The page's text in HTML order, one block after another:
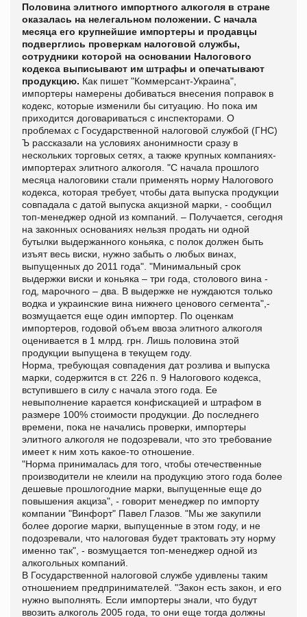
Половина элитного импортного алкоголя в стране
оказалась на нелегальном положении. С начала
месяца его крупнейшие импортеры и продавцы
подверглись проверкам налоговой службы,
сотрудники которой на основании Налогового
кодекса выписывают им штрафы и опечатывают
продукцию. Как пишет "Коммерсант-Украина",
импортеры намерены добиваться внесения поправок в
кодекс, которые изменили бы ситуацию. Но пока им
приходится договариваться с инспекторами. О
проблемах с Государственной налоговой службой (ГНС)
Ъ рассказали на условиях анонимности сразу в
нескольких торговых сетях, а также крупных компаниях-
импортерах элитного алкоголя. "С начала прошлого
месяца налоговики стали применять норму Налогового
кодекса, которая требует, чтобы дата выпуска продукции
совпадала с датой выпуска акцизной марки, - сообщил
топ-менеджер одной из компаний. – Получается, сегодня
на законных основаниях нельзя продать ни одной
бутылки выдержанного коньяка, с полок должен быть
изъят весь виски, нужно забыть о любых винах,
выпущенных до 2011 года". "Минимальный срок
выдержки виски и коньяка – три года, столового вина -
год, марочного – два. В выдержке не нуждаются только
водка и украинские вина нижнего ценового сегмента",-
возмущается еще один импортер. По оценкам
импортеров, годовой объем ввоза элитного алкоголя
оценивается в 1 млрд. грн. Лишь половина этой
продукции выпущена в текущем году.
Норма, требующая совпадения дат розлива и выпуска
марки, содержится в ст. 226 п. 9 Налогового кодекса,
вступившего в силу с начала этого года. Ее
невыполнение карается конфискацией и штрафом в
размере 100% стоимости продукции. До последнего
времени, пока не начались проверки, импортеры
элитного алкоголя не подозревали, что это требование
имеет к ним хоть какое-то отношение.
"Норма принималась для того, чтобы отечественные
производители не клеили на продукцию этого года более
дешевые прошлогодние марки, выпущенные еще до
повышения акциза", - говорит менеджер по импорту
компании "Винфорт" Павел Глазов. "Мы же закупили
более дорогие марки, выпущенные в этом году, и не
подозревали, что налоговая будет трактовать эту норму
именно так", - возмущается топ-менеджер одной из
алкогольных компаний.
В Государственной налоговой службе удивлены таким
отношением предпринимателей. "Закон есть закон, и его
нужно выполнять. Если импортеры знали, что будут
ввозить алкоголь 2005 года, то они еще тогда должны